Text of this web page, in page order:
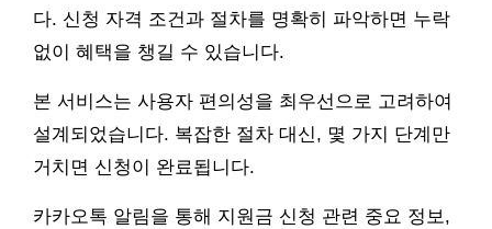
다. 신청 자격 조건과 절차를 명확히 파악하면 누락
없이 혜택을 챙길 수 있습니다.
본 서비스는 사용자 편의성을 최우선으로 고려하여
설계되었습니다. 복잡한 절차 대신, 몇 가지 단계만
거치면 신청이 완료됩니다.
카카오톡 알림을 통해 지원금 신청 관련 중요 정보,